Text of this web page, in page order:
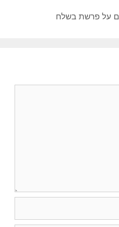
על פרשת בשלח